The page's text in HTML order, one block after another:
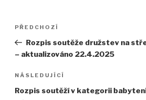
Navigace
příspěvek
Předchozí
příspěvek
PŘEDCHOZÍ
Rozpis soutěže družstev na
– aktualizováno 22.4.2025
Následující
příspěvek
NÁSLEDUJÍCÍ
Rozpis soutěží v kategorii